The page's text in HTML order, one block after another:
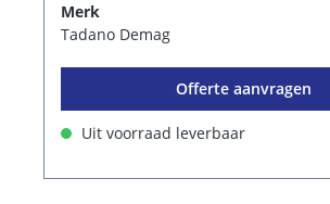
Merk
Tadano Demag
Offerte aanvragen
Uit voorraad leverbaar